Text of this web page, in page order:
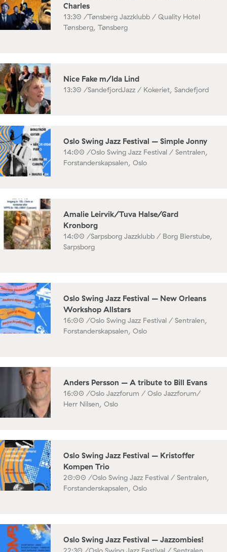
Charles
13:30 /Tønsberg Jazzklubb / Quality Hotel
Tønsberg, Tønsberg
Nice Fake m/Ida Lind
13:30 /SandefjordJazz / Kokeriet, Sandefjord
Oslo Swing Jazz Festival – Simple Jonny
14:00 /Oslo Swing Jazz Festival / Sentralen,
Forstanderskapsalen, Oslo
Amalie Leirvik/Tuva Halse/Gard
Kronborg
14:00 /Sarpsborg Jazzklubb / Borg Bierstube,
Sarpsborg
Oslo Swing Jazz Festival – New Orleans
Workshop Allstars
16:00 /Oslo Swing Jazz Festival / Sentralen,
Forstanderskapsalen, Oslo
Anders Persson – A tribute to Bill Evans
16:00 /Oslo Jazzforum / Oslo Jazzforum/
Herr Nilsen, Oslo
Oslo Swing Jazz Festival – Kristoffer
Kompen Trio
20:00 /Oslo Swing Jazz Festival / Sentralen,
Forstanderskapsalen, Oslo
Oslo Swing Jazz Festival – Jazzombies!